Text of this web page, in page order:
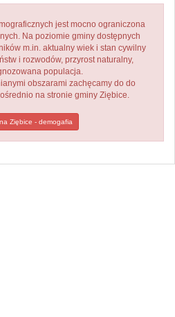
jest mocno ograniczona
Na poziomie gminy dostępnych
m.in. aktualny wiek i stan cywilny
i rozwodów, przyrost naturalny,
populacja.
obszarami zachęcamy do do
na stronie gminy Ziębice.
Ziębice - demogafia